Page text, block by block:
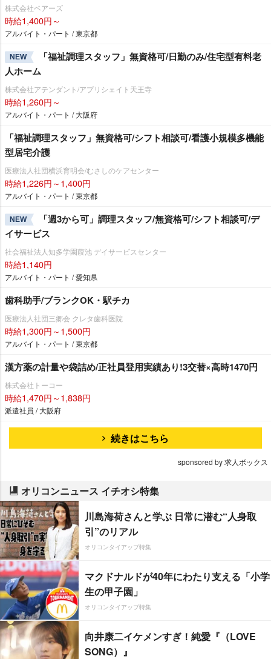
株式会社ベアーズ
時給1,400円～
アルバイト・パート / 東京都
NEW
「福祉調理スタッフ」無資格可/日勤のみ/住宅型有料老
人ホーム
株式会社アテンダント/アプリシェイト天王寺
時給1,260円～
アルバイト・パート / 大阪府
「福祉調理スタッフ」無資格可/シフト相談可/看護小規模多機能
型居宅介護
医療法人社団横浜育明会/むさしのケアセンター
時給1,226円～1,400円
アルバイト・パート / 東京都
NEW
「週3から可」調理スタッフ/無資格可/シフト相談可/デ
イサービス
社会福祉法人知多学園葭池 デイサービスセンター
時給1,140円
アルバイト・パート / 愛知県
歯科助手/ブランクOK・駅チカ
医療法人社団三郷会 クレタ歯科医院
時給1,300円～1,500円
アルバイト・パート / 東京都
漢方薬の計量や袋詰め/正社員登用実績あり!3交替×高時1470円
株式会社トーコー
時給1,470円～1,838円
派遣社員 / 大阪府
続きはこちら
sponsored by 求人ボックス
オリコンニュース イチオシ特集
川島海荷さんと学ぶ 日常に潜む“人身取
引”のリアル
オリコンタイアップ特集
マクドナルドが40年にわたり支える「小学
生の甲子園」
オリコンタイアップ特集
向井康二イケメンすぎ！純愛『（LOVE
SONG）』